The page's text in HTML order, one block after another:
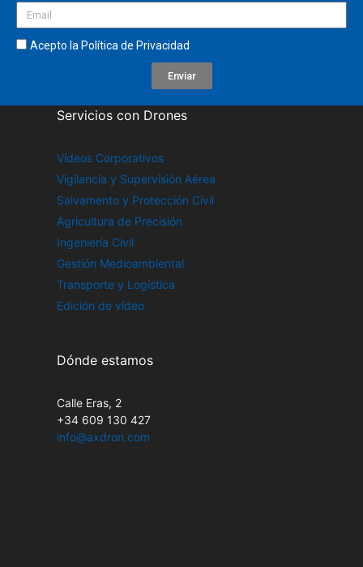
Acepto la Política de Privacidad
Enviar
Servicios con Drones
Vídeos Corporativos
Vigilancia y Supervisión Aérea
Salvamento y Protección Civil
Agricultura de Precisión
Ingeniería Civil
Gestión Medioambiental
Transporte y Logística
Edición de vídeo
Dónde estamos
Calle Eras, 2
+34 609 130 427
info@axdron.com